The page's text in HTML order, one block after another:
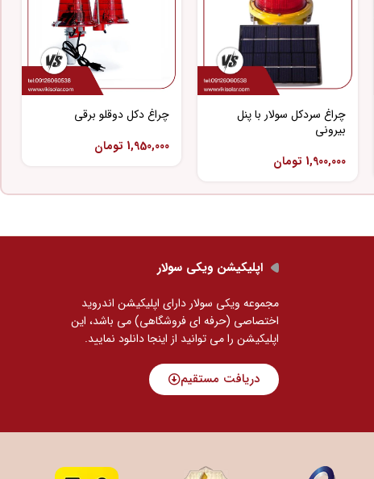
چراغ سردکل سولار با پنل
بیرونی
1,900,000 تومان
چراغ دکل دوقلو برقی
1,950,000 تومان
اپلیکیشن ویکی سولار
مجموعه ویکی سولار دارای اپلیکیشن اندروید
اختصاصی (حرفه ای فروشگاهی) می باشد، این
اپلیکیشن را می توانید از اینجا دانلود نمایید.
دریافت مستقیم